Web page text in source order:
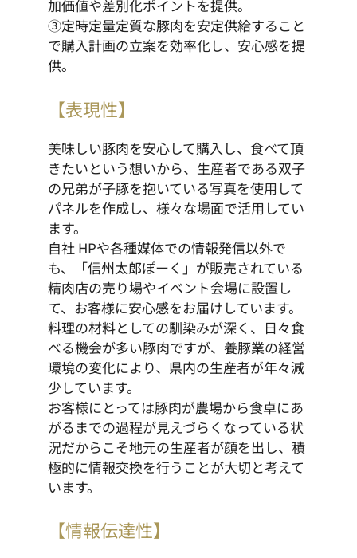
加価値や差別化ポイントを提供。
③定時定量定質な豚肉を安定供給すること
で購入計画の立案を効率化し、安心感を提
供。
【表現性】
美味しい豚肉を安心して購入し、食べて頂
きたいという想いから、生産者である双子
の兄弟が子豚を抱いている写真を使用して
パネルを作成し、様々な場面で活用してい
ます。
自社 HPや各種媒体での情報発信以外で
も、「信州太郎ぽーく」が販売されている
精肉店の売り場やイベント会場に設置し
て、お客様に安心感をお届けしています。
料理の材料としての馴染みが深く、日々食
べる機会が多い豚肉ですが、養豚業の経営
環境の変化により、県内の生産者が年々減
少しています。
お客様にとっては豚肉が農場から食卓にあ
がるまでの過程が見えづらくなっている状
況だからこそ地元の生産者が顔を出し、積
極的に情報交換を行うことが大切と考えて
います。
【情報伝達性】